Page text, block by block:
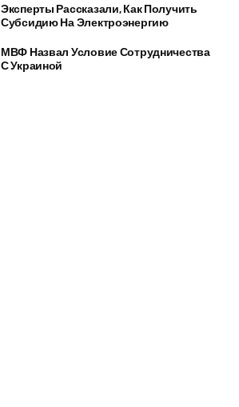
Эксперты Рассказали, Как Получить
Субсидию На Электроэнергию
МВФ Назвал Условие Сотрудничества
С Украиной